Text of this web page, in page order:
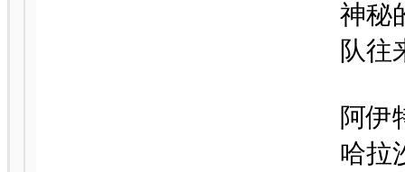
神秘
队往
阿伊
哈拉